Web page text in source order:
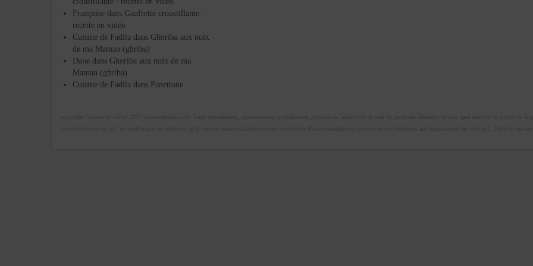
Françoise dans Gaufrette croustillante :
recette en vidéo
Cuisine de Fadila dans Ghoriba aux noix
de ma Maman (ghriba)
Dane dans Ghoriba aux noix de ma
Maman (ghriba)
Cuisine de Fadila dans Panettone